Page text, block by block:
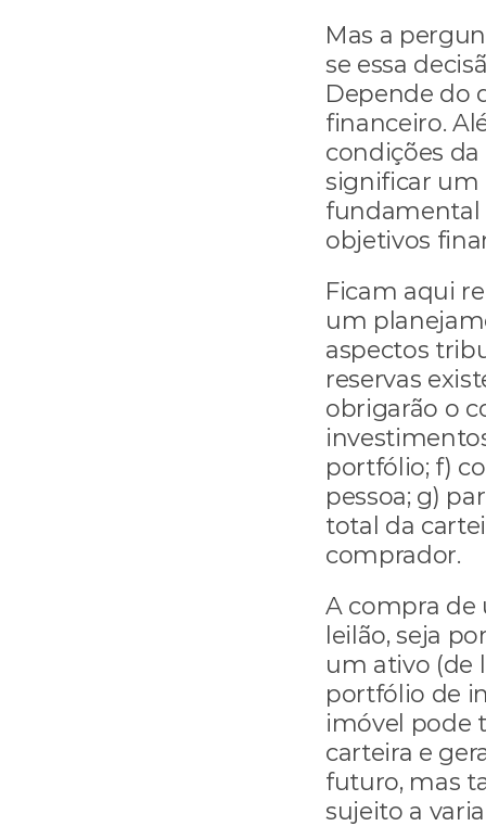
Mas a
se essa
Depende do
financeiro.
condições
significar um
fundamental
objetivos
Ficam aqui
um
aspectos
reservas
obrigarão o
portfólio; f)
pessoa; g)
total da
comprador.
A compra de
leilão, seja
um ativo (de
portfólio de
imóvel pode
carteira e
futuro, mas
sujeito a